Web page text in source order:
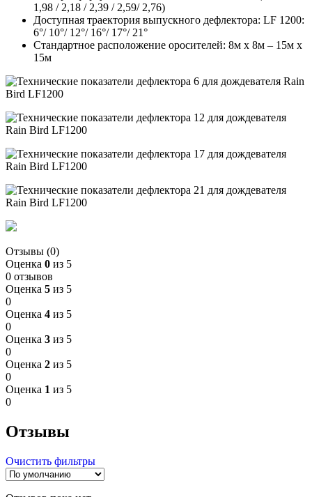
1,98 / 2,18 / 2,39 / 2,59/ 2,76)
Доступная траектория выпускного дефлектора: LF 1200:
6°/ 10°/ 12°/ 16°/ 17°/ 21°
Стандартное расположение оросителей: 8м x 8м – 15м x
15м
Отзывы (0)
Оценка 0 из 5
0 отзывов
Оценка 5 из 5
0
Оценка 4 из 5
0
Оценка 3 из 5
0
Оценка 2 из 5
0
Оценка 1 из 5
0
Отзывы
Очистить фильтры